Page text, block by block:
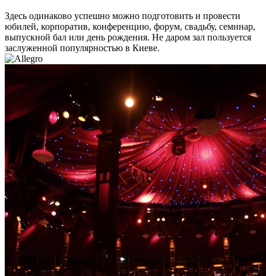
Здесь одинаково успешно можно подготовить и провести
юбилей, корпоратив, конференцию, форум, свадьбу, семинар,
выпускной бал или день рождения. Не даром зал пользуется
заслуженной популярностью в Киеве.